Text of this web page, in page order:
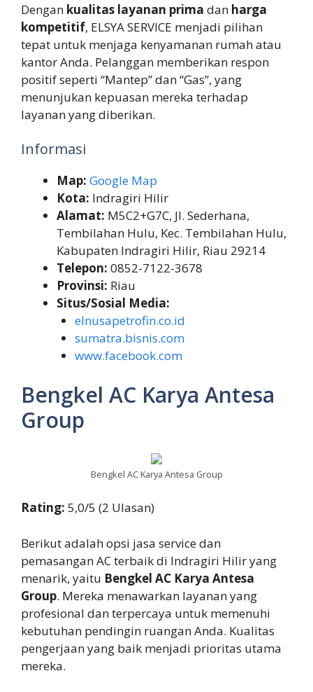
Dengan kualitas layanan prima dan harga
kompetitif, ELSYA SERVICE menjadi pilihan
tepat untuk menjaga kenyamanan rumah atau
kantor Anda. Pelanggan memberikan respon
positif seperti “Mantep” dan “Gas”, yang
menunjukan kepuasan mereka terhadap
layanan yang diberikan.
Informasi
Map: Google Map
Kota: Indragiri Hilir
Alamat: M5C2+G7C, Jl. Sederhana,
Tembilahan Hulu, Kec. Tembilahan Hulu,
Kabupaten Indragiri Hilir, Riau 29214
Telepon: 0852-7122-3678
Provinsi: Riau
Situs/Sosial Media:
elnusapetrofin.co.id
sumatra.bisnis.com
www.facebook.com
Bengkel AC Karya Antesa
Group
Bengkel AC Karya Antesa Group
Rating: 5,0/5 (2 Ulasan)
Berikut adalah opsi jasa service dan
pemasangan AC terbaik di Indragiri Hilir yang
menarik, yaitu Bengkel AC Karya Antesa
Group. Mereka menawarkan layanan yang
profesional dan terpercaya untuk memenuhi
kebutuhan pendingin ruangan Anda. Kualitas
pengerjaan yang baik menjadi prioritas utama
mereka.